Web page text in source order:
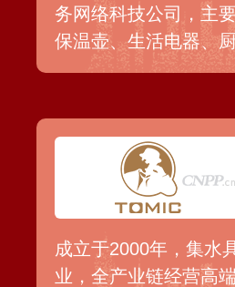
务网络科技公司，主
保温壶、生活电器、
盖第三方网络平台全
成立于2000年，集水
业，全产业链经营高